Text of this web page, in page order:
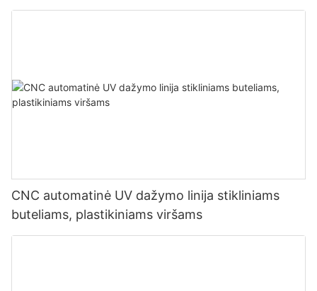
plastikinėms dalims dažyti milteliniu būdu
CNC automatinė UV dažymo linija stikliniams
buteliams, plastikiniams viršams